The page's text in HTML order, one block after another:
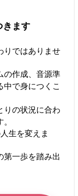
きます
りではありませ
の作成、音源準
で身につくこ
りの状況に合わ
生を変えま
第一歩を踏み出